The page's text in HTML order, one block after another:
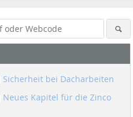
Sicherheit bei Dacharbeiten
Neues Kapitel für die Zinco